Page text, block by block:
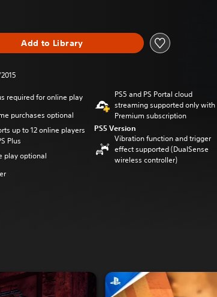
Add to Library
required for online play
purchases optional
up to 12 online players
Plus
play optional
PS5 and PS Portal cloud
streaming supported only with
Premium subscription
PS5 Version
Vibration function and trigger
effect supported (DualSense
wireless controller)